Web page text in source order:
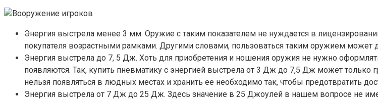
Энергия выстрела менее 3 мм. Оружие с таким показателем не нуждается в
покупателя возрастными рамками. Другими словами, пользоваться таким оружием может
Энергия выстрела до 7, 5 Дж. Хоть для приобретения и ношения оружия не нужно
появляются. Так, купить пневматику с энергией выстрела от 3 Дж до 7,5 Дж может
нельзя появляться в людных местах и хранить ее необходимо так, чтобы предотвратить
Энергия выстрела от 7 Дж до 25 Дж. Здесь значение в 25 Джоулей в нашем вопросе не